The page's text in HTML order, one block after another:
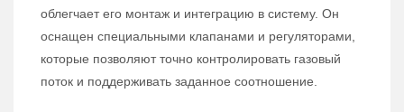
облегчает его монтаж и интеграцию в систему. Он
оснащен специальными клапанами и регуляторами,
которые позволяют точно контролировать газовый
поток и поддерживать заданное соотношение.